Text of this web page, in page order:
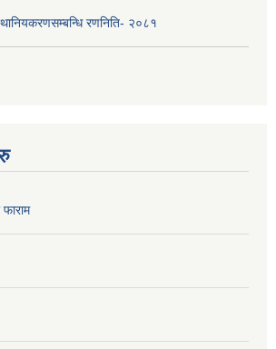
रणनिति- २०८१